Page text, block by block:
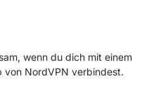
wenn du dich mit einem
von NordVPN verbindest.